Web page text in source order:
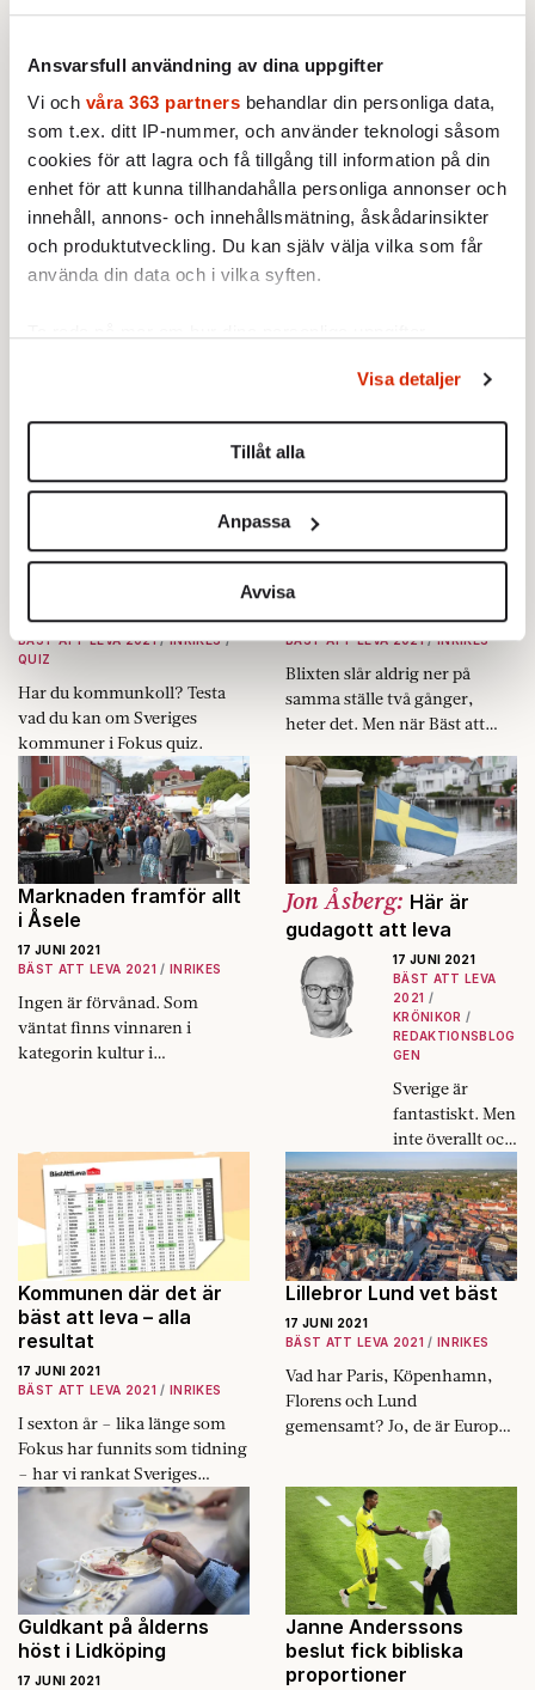
Ansvarsfull användning av dina uppgifter
Vi och våra 363 partners behandlar din personliga data,
som t.ex. ditt IP-nummer, och använder teknologi såsom
cookies för att lagra och få tillgång till information på din
enhet för att kunna tillhandahålla personliga annonser och
innehåll, annons- och innehållsmätning, åskådarinsikter
och produktutveckling. Du kan själv välja vilka som får
använda din data och i vilka syften.
Du kan ändra eller dra tillbaka ditt samtycke när som
helst från cookie-förklaringen.
Vi använder enhetsidentifierare för att anpassa innehållet
för sociala medier och analysera vår trafik. Vi
vidarebefordrar även sådana identifierare och annan
information från din enhet till de sociala medier och
annons- och analysföretag som vi samarbetar med.
Dessa kan i sin tur kombinera informationen med annan
information som du har tillhandahållit eller som de har
samlat in när du har använt deras tjänster.
Om du vill läsa mer om hur vi hanterar personuppgifter
kan du göra dethär.
Visa detaljer
Tillåt alla
Anpassa
Avvisa
respektive
miljarder kronor, långt mer
det så?
Johan Hakelius: My
little pony mot
buklandning
17 JUNI 2021
eller V. Det
att acceptera
Trosatrenden allt
starkare
17 JUNI 2021
BÄST ATT LEVA 2021
INRIKES
konstigt att de längtar bort.
Quiz: Vad kan du om
17 JUNI 2021
BÄST ATT LEVA 2021
INRIKES
QUIZ
Har du kommunkoll? Testa
vad du kan om Sveriges
kommuner i Fokus quiz.
Årets totalvinnare –
ständigt detta Lomma
17 JUNI 2021
BÄST ATT LEVA 2021
INRIKES
Blixten slår aldrig ner på
samma ställe två gånger,
heter det. Men när Bäst att
vinnaren i topp densamma
som 2020: Lomma.
Marknaden framför allt
i Åsele
17 JUNI 2021
BÄST ATT LEVA 2021
INRIKES
Ingen är förvånad. Som
väntat finns vinnaren i
kategorin kultur i
Jon Åsberg: Här är
gudagott att leva
17 JUNI 2021
BÄST ATT LEVA
2021
KRÖNIKOR
REDAKTIONSBLOG
GEN
Sverige är
fantastiskt. Men
inte överallt och
hela tiden.
Inrikes
flyttströmmar
är viktiga för
politiker att ha
koll på.
Kommunen där det är
bäst att leva – alla
resultat
17 JUNI 2021
BÄST ATT LEVA 2021
INRIKES
I sexton år – lika länge som
Fokus har funnits som tidning
– har vi rankat Sveriges
kommuner. Här är årets
Lillebror Lund vet bäst
17 JUNI 2021
BÄST ATT LEVA 2021
INRIKES
Vad har Paris, Köpenhamn,
Florens och Lund
gemensamt? Jo, de är Europas
Guldkant på ålderns
höst i Lidköping
17 JUNI 2021
Janne Anderssons
beslut fick bibliska
proportioner